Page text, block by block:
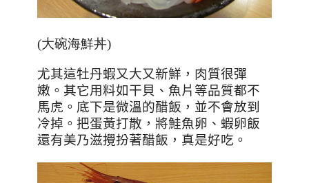
(大碗海鮮丼)
尤其這牡丹蝦又大又新鮮，肉質很彈
嫩。其它用料如干貝、魚片等品質都不
馬虎。底下是微溫的醋飯，並不會放到
冷掉。把蛋黃打散，將鮭魚卵、蝦卵飯
還有美乃滋攪扮著醋飯，真是好吃。